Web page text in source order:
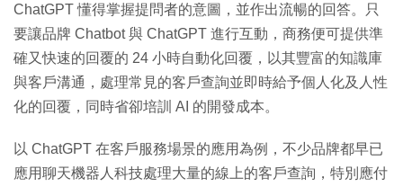
ChatGPT 懂得掌握提問者的意圖，並作出流暢的回答。只
要讓品牌 Chatbot 與 ChatGPT 進行互動，商務便可提供準
確又快速的回覆的 24 小時自動化回覆，以其豐富的知識庫
與客戶溝通，處理常見的客戶查詢並即時給予個人化及人性
化的回覆，同時省卻培訓 AI 的開發成本。
以 ChatGPT 在客戶服務場景的應用為例，不少品牌都早已
應用聊天機器人科技處理大量的線上的客戶查詢，特別應付